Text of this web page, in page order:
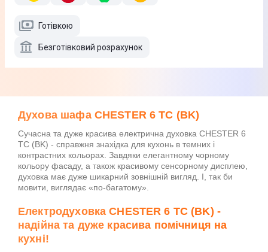
Готівкою
Безготівковий розрахунок
Духова шафа CHESTER 6 TC (BK)
Сучасна та дуже красива електрична духовка CHESTER 6
TC (BK) - справжня знахідка для кухонь в темних і
контрастних кольорах. Завдяки елегантному чорному
кольору фасаду, а також красивому сенсорному дисплею,
духовка має дуже шикарний зовнішній вигляд. І, так би
мовити, виглядає «по-багатому».
Електродуховка CHESTER 6 TC (BK) -
надійна та дуже красива помічниця на
кухні!